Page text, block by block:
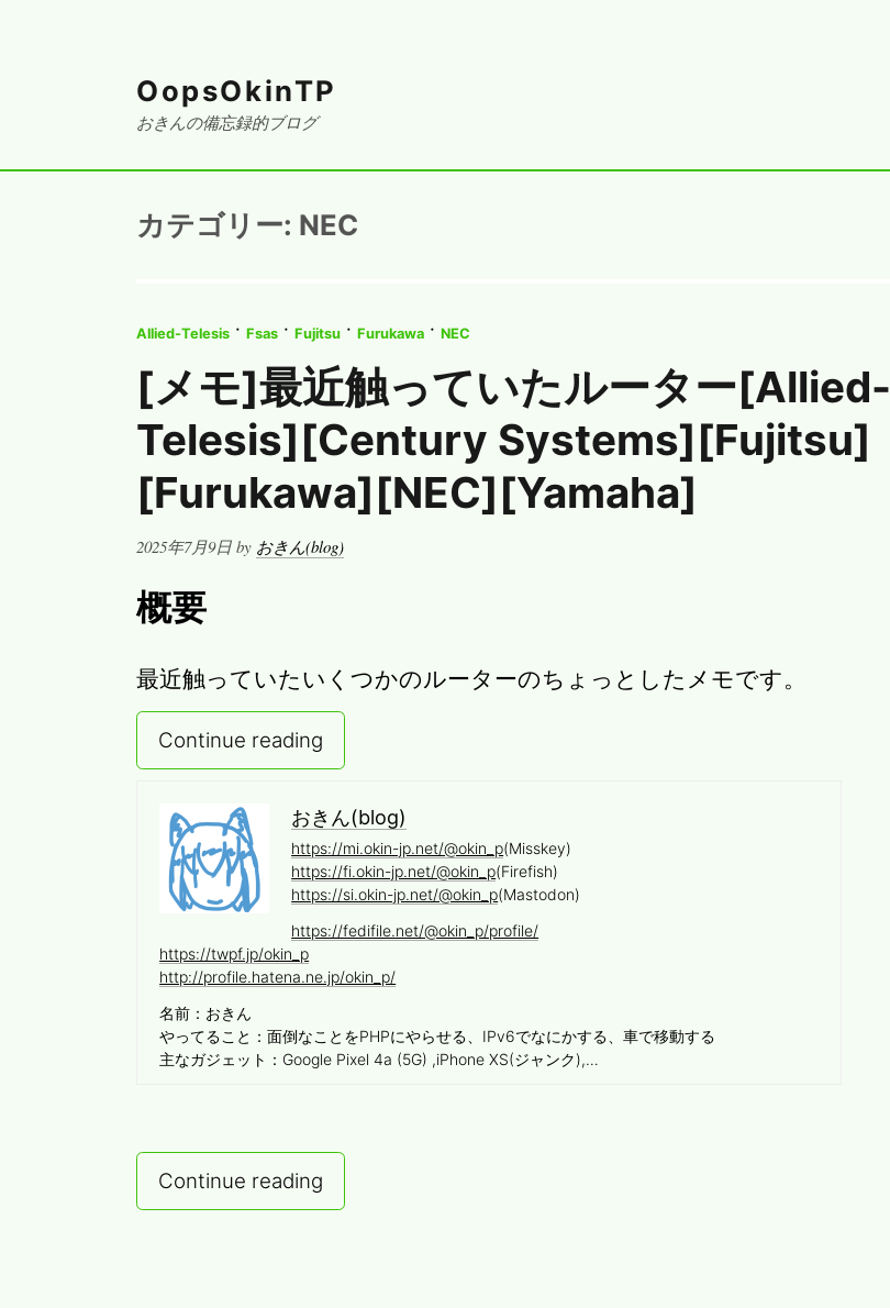
OopsOkinTP
おきんの備忘録的ブログ
カテゴリー: NEC
Allied-Telesis ·Fsas ·Fujitsu ·Furukawa ·NEC
[メモ]最近触っていたルーター[Allied-
Telesis][Century Systems][Fujitsu]
[Furukawa][NEC][Yamaha]
Posted
2025年7月9日 by おきん(blog)
概要
最近触っていたいくつかのルーターのちょっとしたメモです。
Continue reading
おきん(blog)
https://mi.okin-jp.net/@okin_p(Misskey)
https://fi.okin-jp.net/@okin_p(Firefish)
https://si.okin-jp.net/@okin_p(Mastodon)
https://fedifile.net/@okin_p/profile/
https://twpf.jp/okin_p
http://profile.hatena.ne.jp/okin_p/
名前：おきん
やってること：面倒なことをPHPにやらせる、IPv6でなにかする、車で移動する
主なガジェット：Google Pixel 4a (5G) ,iPhone XS(ジャンク),…
Continue reading[メ
モ]